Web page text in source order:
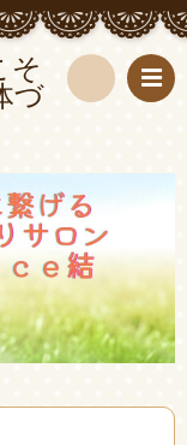
そ
づ
索